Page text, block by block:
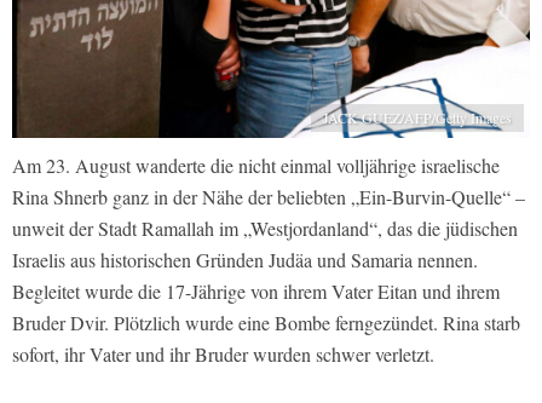
JACK GUEZ/AFP/Getty Images
Am 23. August wanderte die nicht einmal volljährige israelische
Rina Shnerb ganz in der Nähe der beliebten „Ein-Burvin-Quelle“ –
unweit der Stadt Ramallah im „Westjordanland“, das die jüdischen
Israelis aus historischen Gründen Judäa und Samaria nennen.
Begleitet wurde die 17-Jährige von ihrem Vater Eitan und ihrem
Bruder Dvir. Plötzlich wurde eine Bombe ferngezündet. Rina starb
sofort, ihr Vater und ihr Bruder wurden schwer verletzt.